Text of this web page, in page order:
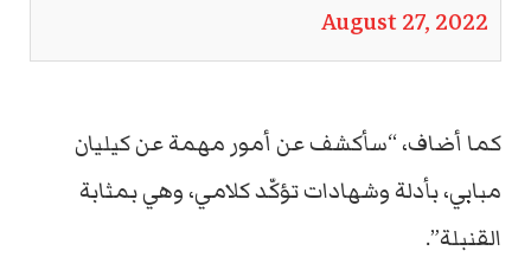
August 27, 2022
كما أضاف، “سأكشف عن أمور مهمة عن كيليان
مبابي، بأدلة وشهادات تؤكّد كلامي، وهي بمثابة
القنبلة”.